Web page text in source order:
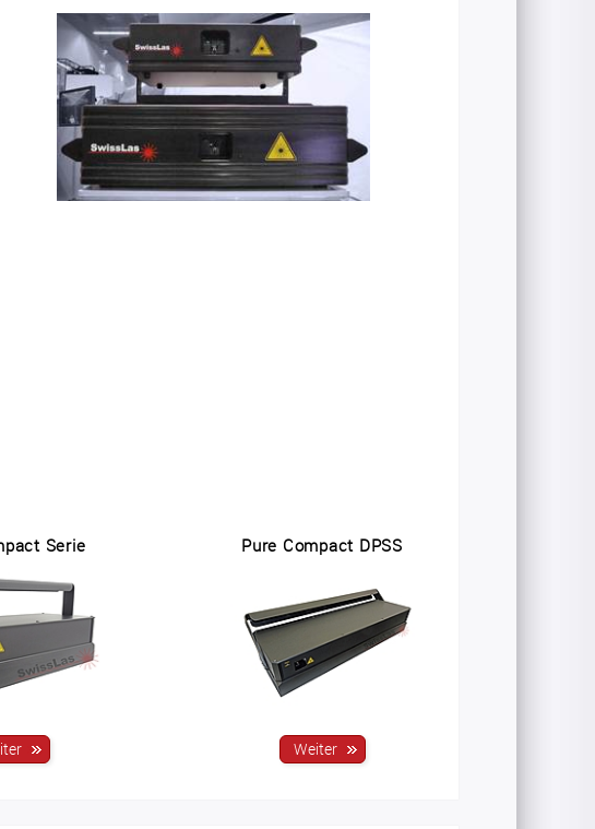
Serie Pure Compact DPSS